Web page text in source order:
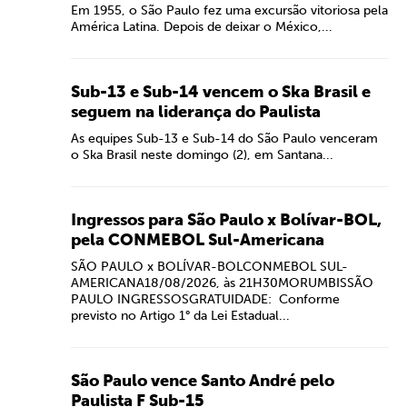
Em 1955, o São Paulo fez uma excursão vitoriosa pela
América Latina. Depois de deixar o México,...
Sub-13 e Sub-14 vencem o Ska Brasil e
seguem na liderança do Paulista
As equipes Sub-13 e Sub-14 do São Paulo venceram
o Ska Brasil neste domingo (2), em Santana...
Ingressos para São Paulo x Bolívar-BOL,
pela CONMEBOL Sul-Americana
SÃO PAULO x BOLÍVAR-BOLCONMEBOL SUL-
AMERICANA18/08/2026, às 21H30MORUMBISSÃO
PAULO INGRESSOSGRATUIDADE: Conforme
previsto no Artigo 1° da Lei Estadual...
São Paulo vence Santo André pelo
Paulista F Sub-15